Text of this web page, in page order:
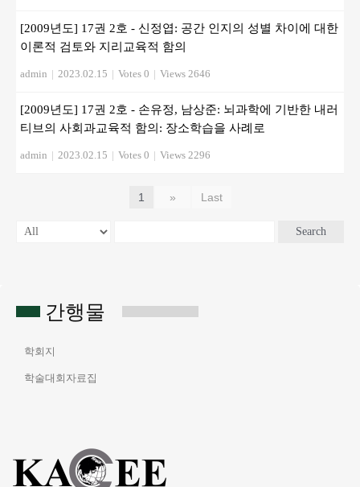
간행물
학회지
학술대회자료집
[2009년도] 17권 2호 - 신정엽: 공간 인지의 성별 차이에 대한
이론적 검토와 지리교육적 함의
admin | 2023.02.15 | Votes 0 | Views 2646
[2009년도] 17권 2호 - 손유정, 남상준: 뇌과학에 기반한 내러
티브의 사회과교육적 함의: 장소학습을 사례로
admin | 2023.02.15 | Votes 0 | Views 2296
1 » Last
Search